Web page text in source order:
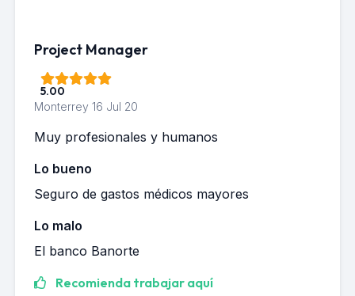
Project Manager
5.00
Monterrey 16 Jul 20
Muy profesionales y humanos
Lo bueno
Seguro de gastos médicos mayores
Lo malo
El banco Banorte
Recomienda trabajar aquí